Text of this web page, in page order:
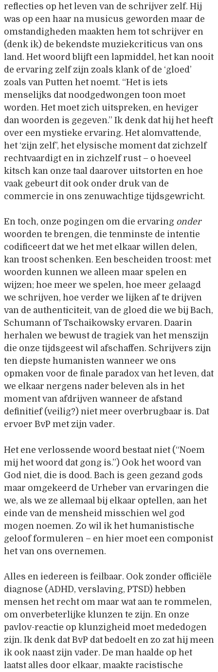
reflecties op het leven van de schrijver zelf. Hij
was op een haar na musicus geworden maar de
omstandigheden maakten hem tot schrijver en
(denk ik) de bekendste muziekcriticus van ons
land. Het woord blijft een lapmiddel, het kan nooit
de ervaring zelf zijn zoals klank of de ‘gloed’
zoals van Putten het noemt. “Het is iets
menselijks dat noodgedwongen toon moet
worden. Het moet zich uitspreken, en heviger
dan woorden is gegeven.” Ik denk dat hij het heeft
over een mystieke ervaring. Het alomvattende,
het ‘zijn zelf’, het elysische moment dat zichzelf
rechtvaardigt en in zichzelf rust – o hoeveel
kitsch kan onze taal daarover uitstorten en hoe
vaak gebeurt dit ook onder druk van de
commercie in ons zenuwachtige tijdsgewricht.
En toch, onze pogingen om die ervaring onder
woorden te brengen, die tenminste de intentie
codificeert dat we het met elkaar willen delen,
kan troost schenken. Een bescheiden troost: met
woorden kunnen we alleen maar spelen en
wijzen; hoe meer we spelen, hoe meer gelaagd
we schrijven, hoe verder we lijken af te drijven
van de authenticiteit, van de gloed die we bij Bach,
Schumann of Tschaikowsky ervaren. Daarin
herhalen we bewust de tragiek van het menszijn
die onze tijdsgeest wil afschaffen. Schrijvers zijn
ten diepste humanisten wanneer we ons
opmaken voor de finale paradox van het leven, dat
we elkaar nergens nader beleven als in het
moment van afdrijven wanneer de afstand
definitief (veilig?) niet meer overbrugbaar is. Dat
ervoer BvP met zijn vader.
Het ene verlossende woord bestaat niet (“Noem
mij het woord dat gong is.”) Ook het woord van
God niet, die is dood. Bach is geen gezand gods
maar omgekeerd de Urheber van ervaringen die
we, als we ze allemaal bij elkaar optellen, aan het
einde van de mensheid misschien wel god
mogen noemen. Zo wil ik het humanistische
geloof formuleren – en hier moet een componist
het van ons overnemen.
Alles en iedereen is feilbaar. Ook zonder officiële
diagnose (ADHD, verslaving, PTSD) hebben
mensen het recht om maar wat aan te rommelen,
om onverbeterlijke klunzen te zijn. En onze
pavlov-reactie op klunzigheid moet mededogen
zijn. Ik denk dat BvP dat bedoelt en zo zat hij meen
ik ook naast zijn vader. De man haalde op het
laatst alles door elkaar, maakte racistische